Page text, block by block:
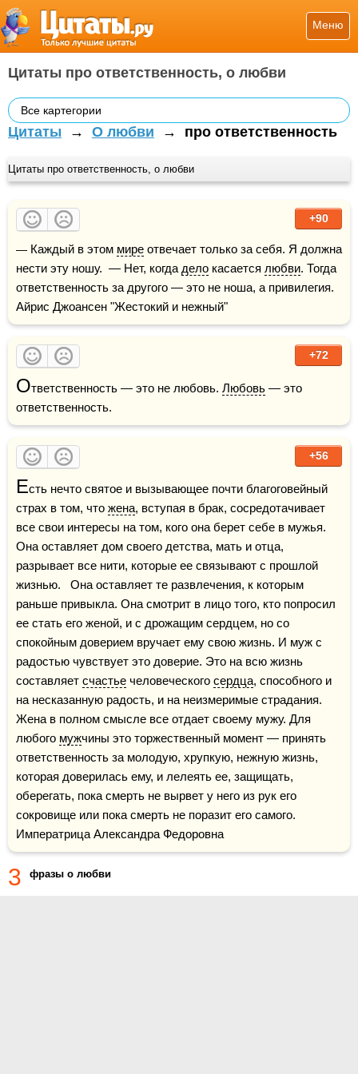
Меню
Цитаты про ответственность, о любви
Все картегории
Цитаты → О любви → про ответственность
Цитаты про ответственность, о любви
+90
— Каждый в этом мире отвечает только за себя. Я должна
нести эту ношу.  — Нет, когда дело касается любви. Тогда
ответственность за другого — это не ноша, а привилегия.
Айрис Джоансен "Жестокий и нежный"
+72
Ответственность — это не любовь. Любовь — это
ответственность.
+56
Есть нечто святое и вызывающее почти благоговейный
страх в том, что жена, вступая в брак, сосредотачивает
все свои интересы на том, кого она берет себе в мужья.
Она оставляет дом своего детства, мать и отца,
разрывает все нити, которые ее связывают с прошлой
жизнью.   Она оставляет те развлечения, к которым
раньше привыкла. Она смотрит в лицо того, кто попросил
ее стать его женой, и с дрожащим сердцем, но со
спокойным доверием вручает ему свою жизнь. И муж с
радостью чувствует это доверие. Это на всю жизнь
составляет счастье человеческого сердца, способного и
на несказанную радость, и на неизмеримые страдания.
Жена в полном смысле все отдает своему мужу. Для
любого мужчины это торжественный момент — принять
ответственность за молодую, хрупкую, нежную жизнь,
которая доверилась ему, и лелеять ее, защищать,
оберегать, пока смерть не вырвет у него из рук его
сокровище или пока смерть не поразит его самого.
Императрица Александра Федоровна
3 фразы о любви